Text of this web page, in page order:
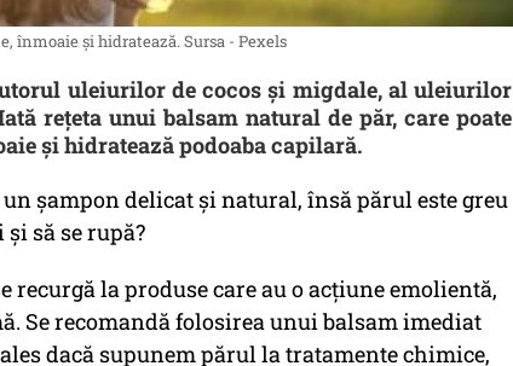
înmoaie și hidratează. Sursa - Pexels
uleiurilor de cocos și migdale, al uleiurilor
rețeta unui balsam natural de păr, care poate
și hidratează podoaba capilară.
șampon delicat și natural, însă părul este greu
să se rupă?
recurgă la produse care au o acțiune emolientă,
Se recomandă folosirea unui balsam imediat
dacă supunem părul la tratamente chimice,